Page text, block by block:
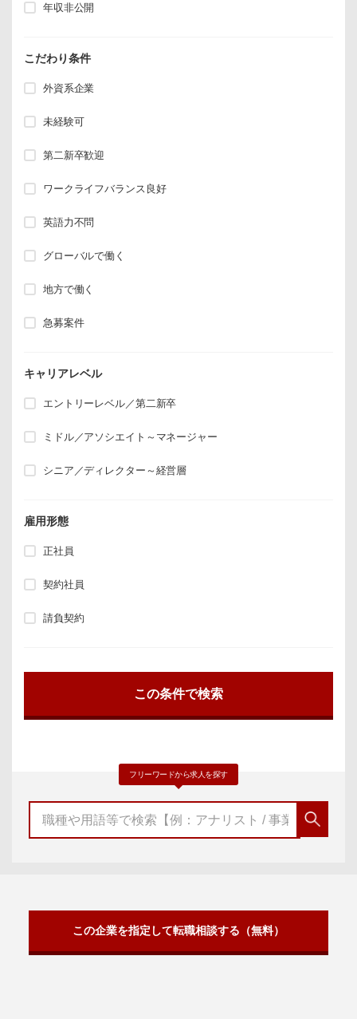
年収非公開
こだわり条件
外資系企業
未経験可
第二新卒歓迎
ワークライフバランス良好
英語力不問
グローバルで働く
地方で働く
急募案件
キャリアレベル
エントリーレベル／第二新卒
ミドル／アソシエイト～マネージャー
シニア／ディレクター～経営層
雇用形態
正社員
契約社員
請負契約
フリーワードから求人を探す
この企業を指定して転職相談する（無料）